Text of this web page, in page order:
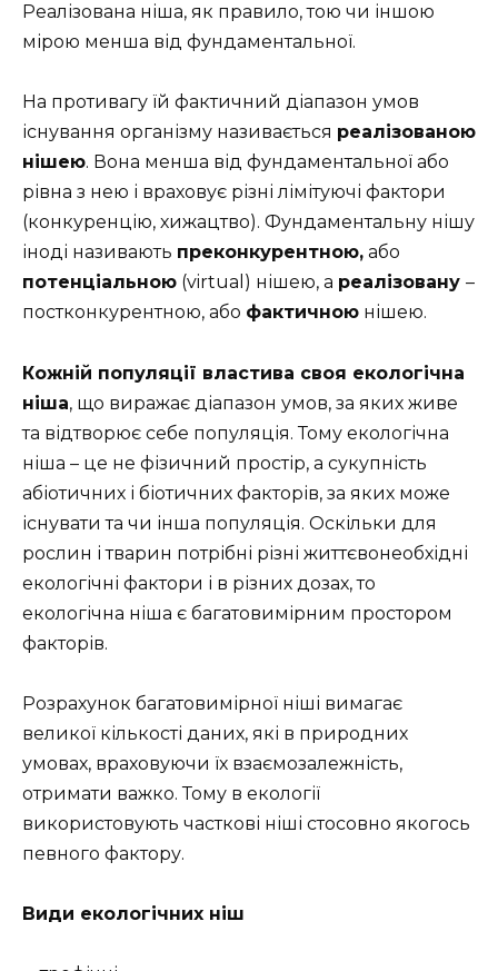
Реалізована ніша, як правило, тою чи іншою
мірою менша від фундаментальної.
На противагу їй фактичний діапазон умов
існування організму називається реалізованою
нішею. Вона менша від фундаментальної або
рівна з нею і враховує різні лімітуючі фактори
(конкуренцію, хижацтво). Фундаментальну нішу
іноді називають преконкурентною, або
потенціальною (virtual) нішею, а реалізовану –
постконкурентною, або фактичною нішею.
Кожній популяції властива своя екологічна
ніша, що виражає діапазон умов, за яких живе
та відтворює себе популяція. Тому екологічна
ніша – це не фізичний простір, а сукупність
абіотичних і біотичних факторів, за яких може
існувати та чи інша популяція. Оскільки для
рослин і тварин потрібні різні життєвонеобхідні
екологічні фактори і в різних дозах, то
екологічна ніша є багатовимірним простором
факторів.
Розрахунок багатовимірної ніші вимагає
великої кількості даних, які в природних
умовах, враховуючи їх взаємозалежність,
отримати важко. Тому в екології
використовують часткові ніші стосовно якогось
певного фактору.
Види екологічних ніш